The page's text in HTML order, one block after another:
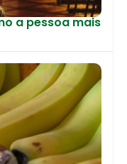
a pessoa mais